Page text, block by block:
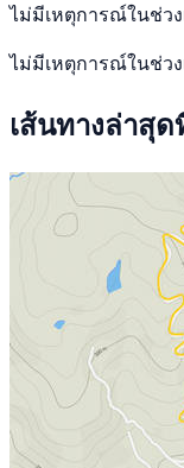
ไม่มีเหตุการณ์ในช่ว
ไม่มีเหตุการณ์ในช่ว
เส้นทางล่าสุ